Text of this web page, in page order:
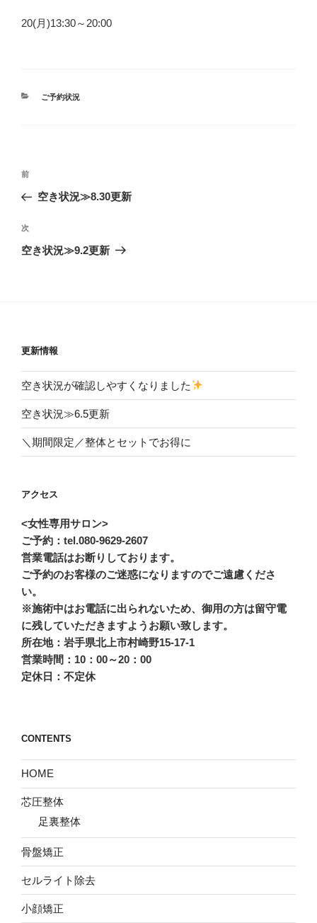
20(月)13:30～20:00
カ
ご予約状況
投
ナ
ビ
ゲ
前
の
稿
前
空き状況≫8.30更新
次
の
次
空き状況≫9.2更新
更新情報
空き状況が確認しやすくなりました
空き状況≫6.5更新
＼期間限定／整体とセットでお得に
アクセス
<女性専用サロン>
ご予約：tel.080-9629-2607
営業電話はお断りしております。
ご予約のお客様のご迷惑になりますのでご遠慮くださ
い。
※施術中はお電話に出られないため、御用の方は留守電
に残していただきますようお願い致します。
所在地：岩手県北上市村崎野15-17-1
営業時間：10：00～20：00
定休日：不定休
CONTENTS
HOME
芯圧整体
足裏整体
骨盤矯正
セルライト除去
小顔矯正